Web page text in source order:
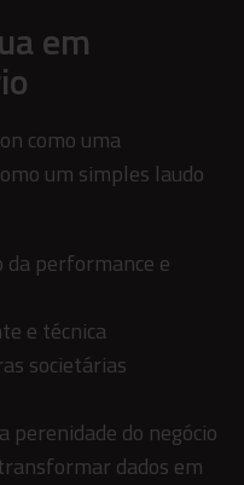
em
como uma
um simples laudo
da performance e
e técnica
societárias
perenidade do negócio
dados em